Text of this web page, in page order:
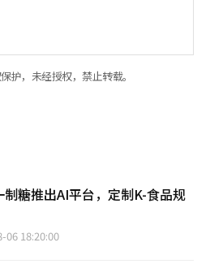
护，未经授权，禁止转载。
制糖推出AI平台，定制K-食品规
06 18:20:00